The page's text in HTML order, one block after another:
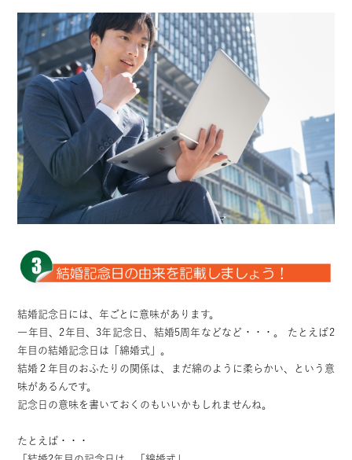
結婚記念日には、年ごとに意味があります。
一年目、2年目、3年記念日、結婚5周年などなど・・・。 たとえば2
年目の結婚記念日は「綿婚式」。
結婚２年目のおふたりの関係は、まだ綿のように柔らかい、という意
味があるんです。
記念日の意味を書いておくのもいいかもしれませんね。
たとえば・・・